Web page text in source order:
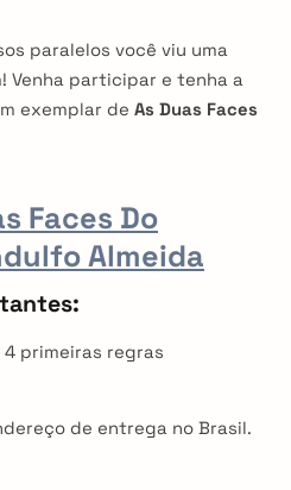
paralelos você viu uma
Venha participar e tenha a
exemplar de As Duas Faces
Faces Do
Almeida
primeiras regras
de entrega no Brasil.